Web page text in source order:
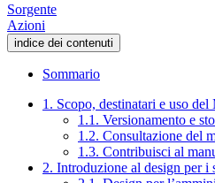
Sorgente
Azioni
indice dei contenuti
Sommario
1. Scopo, destinatari e uso
1.1. Versionamento e
1.2. Consultazione del
1.3. Contribuisci al
2. Introduzione al design per